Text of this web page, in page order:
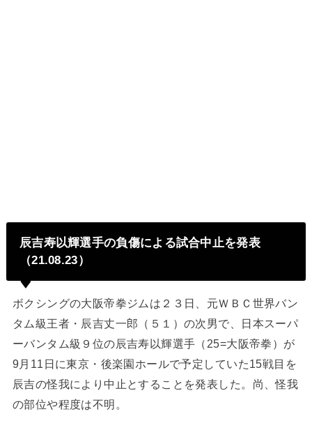
辰吉寿以輝選手の負傷による試合中止を発表
（21.08.23）
ボクシングの大阪帝拳ジムは２３日、元ＷＢＣ世界バン
タム級王者・辰吉丈一郎（５１）の次男で、日本スーパ
ーバンタム級９位の辰吉寿以輝選手（25=大阪帝拳）が
9月11日に東京・後楽園ホールで予定していた15戦目を
辰吉の怪我により中止とすることを発表した。尚、怪我
の部位や程度は不明。